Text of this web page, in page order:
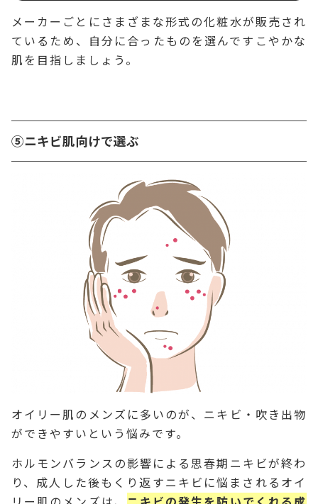
メーカーごとにさまざまな形式の化粧水が販売され
ているため、自分に合ったものを選んですこやかな
肌を目指しましょう。
⑤ニキビ肌向けで選ぶ
オイリー肌のメンズに多いのが、ニキビ・吹き出物
ができやすいという悩みです。
ホルモンバランスの影響による思春期ニキビが終わ
り、成人した後もくり返すニキビに悩まされるオイ